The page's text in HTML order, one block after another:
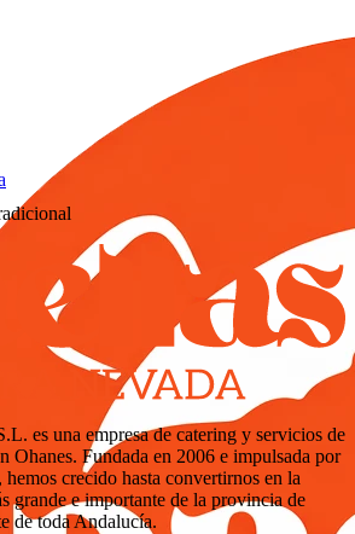
es una empresa de catering y servicios de
Ohanes. Fundada en 2006 e impulsada por
crecido hasta convertirnos en la
grande e importante de la provincia de
de toda Andalucía.